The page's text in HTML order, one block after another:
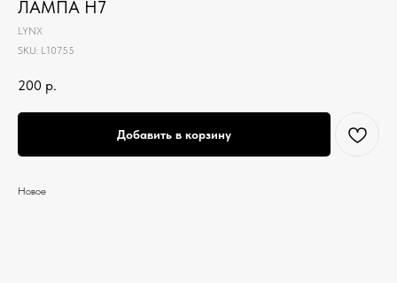
ЛАМПА H7
LYNX
SKU: L10755
200 р.
Добавить в корзину
Новое